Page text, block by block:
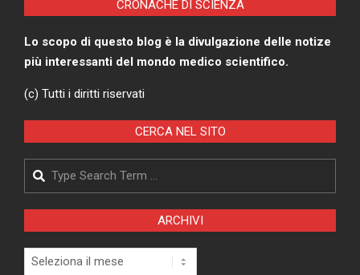
CRONACHE DI SCIENZA
Lo scopo di questo blog è la divulgazione delle notize
più interessanti del mondo medico scientifico.
(c) Tutti i diritti riservati
CERCA NEL SITO
Search
ARCHIVI
Archivi